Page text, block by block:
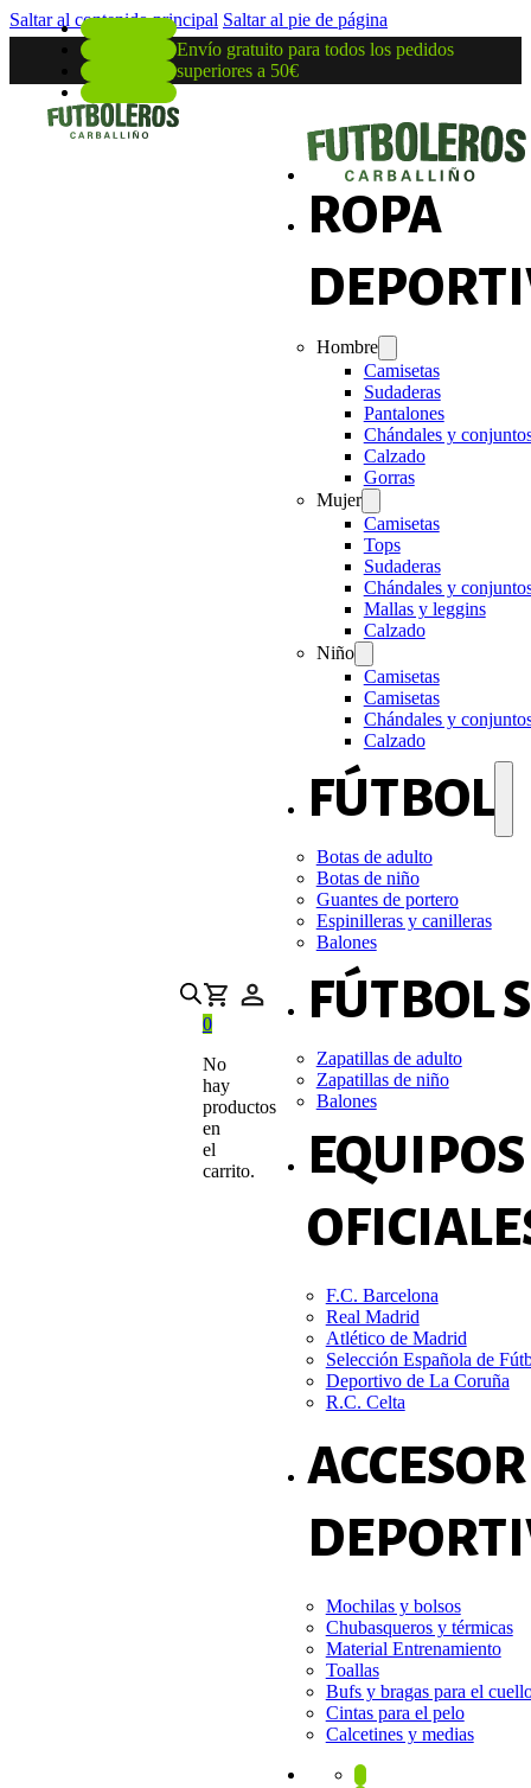
Saltar al contenido principal Saltar al pie de página
Envío gratuito para todos los pedidos
superiores a 50€
0
No
hay
productos
en
el
carrito.
ROPA
Hombre
Camisetas
Sudaderas
Pantalones
Chándales y
Calzado
Gorras
Mujer
Camisetas
Tops
Sudaderas
Chándales y
Mallas y leggins
Calzado
Niño
Camisetas
Camisetas
Chándales y
Calzado
FÚTBOL
Botas de adulto
Botas de niño
Guantes de portero
Espinilleras y canilleras
Balones
FÚTBOL
Zapatillas de adulto
Zapatillas de niño
Balones
EQUIPOS
F.C. Barcelona
Real Madrid
Atlético de Madrid
Selección Española de
Deportivo de La Coruña
R.C. Celta
Mochilas y bolsos
Chubasqueros y térmicas
Material Entrenamiento
Toallas
Bufs y bragas para el
Cintas para el pelo
Calcetines y medias